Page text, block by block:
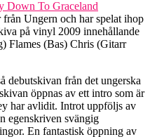
Ungern och har spelat ihop
på vinyl 2009 innehållande
Flames (Bas) Chris (Gitarr
debutskivan från det ungerska
öppnas av ett intro som är
har avlidit. Introt uppföljs av
egenskriven svängig
En fantastisk öppning av